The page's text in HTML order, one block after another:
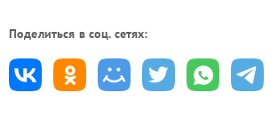
Поделиться в соц. сетях: